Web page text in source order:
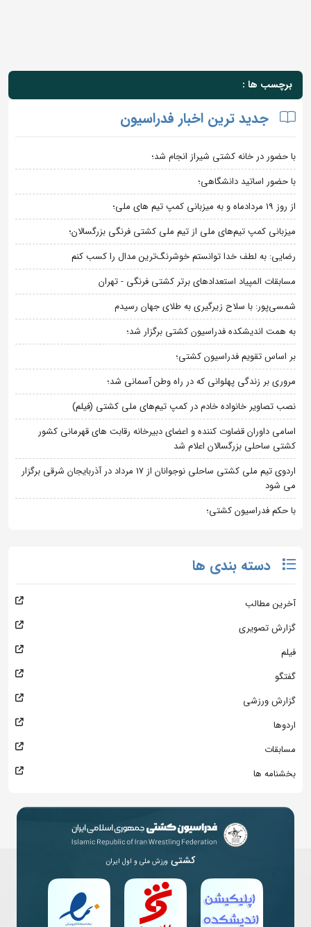
برچسب ها :
جدید ترین اخبار فدراسیون
با حضور در خانه کشتی شیراز انجام شد؛
با حضور اساتید دانشگاهی؛
از روز 19 مردادماه و به میزبانی کمپ تیم های ملی؛
میزبانی کمپ تیم‌های ملی از تیم ملی کشتی فرنگی بزرگسالان؛
رضایی: به لطف خدا توانستم خوشرنگ‌ترین مدال را کسب کنم
مسابقات المپیاد استعدادهای برتر کشتی فرنگی - تهران
شمسی‌پور: با سلاح زیرگیری به طلای جهان رسیدم
به همت اندیشکده فدراسیون کشتی برگزار شد؛
بر اساس تقویم فدراسیون کشتی؛
مروری بر زندگی پهلوانی که در راه وطن آسمانی شد؛
نصب تصاویر خانواده خادم در کمپ تیم‌های ملی کشتی (فیلم)
اسامی داوران قضاوت کننده و اعضای دبیرخانه رقابت های قهرمانی کشور
کشتی ساحلی بزرگسالان اعلام شد
اردوی تیم ملی کشتی ساحلی نوجوانان از 17 مرداد در آذربایجان شرقی برگزار
می شود
با حکم فدراسیون کشتی؛
دسته بندی ها
آخرین مطالب
گزارش تصویری
فیلم
گفتگو
گزارش ورزشی
اردوها
مسابقات
بخشنامه ها
کشتی ورزش ملی و اول ایران